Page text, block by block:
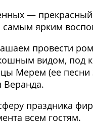
— прекрасный
самым ярким
провести
видом, под
Мерем (ее песни
Веранда.
праздника
всем гостям.